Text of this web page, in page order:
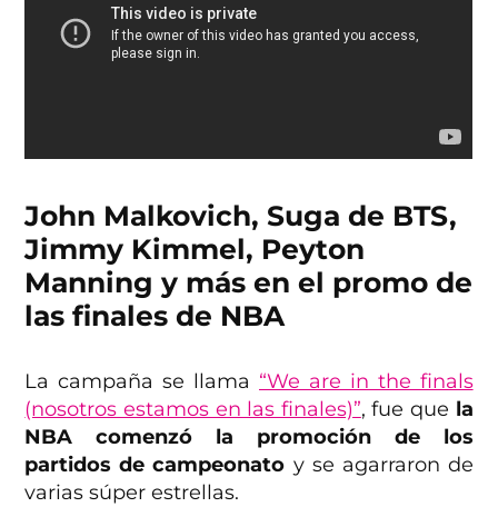
John Malkovich, Suga de BTS,
Jimmy Kimmel, Peyton
Manning y más en el promo de
las finales de NBA
La campaña se llama “We are in the finals
(nosotros estamos en las finales)”, fue que la
NBA comenzó la promoción de los
partidos de campeonato y se agarraron de
varias súper estrellas.